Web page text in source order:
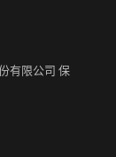
有限公司 保